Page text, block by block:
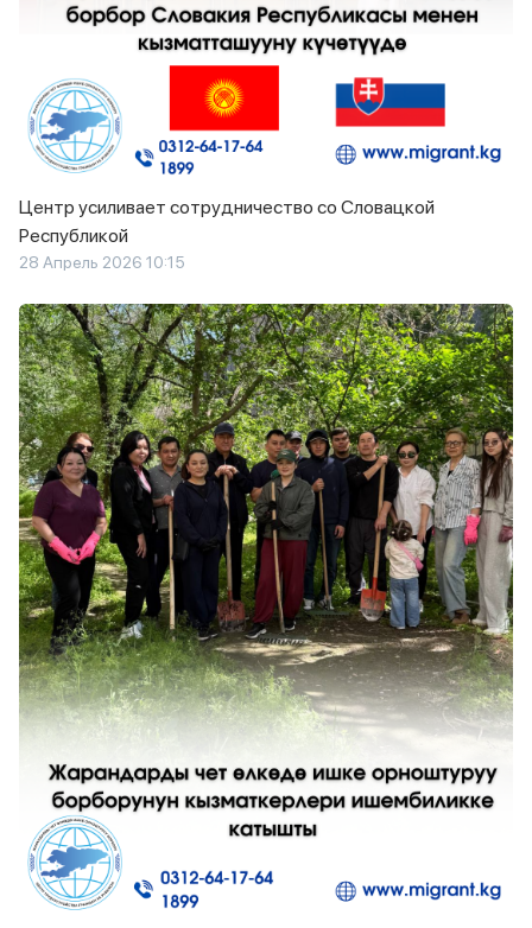
Центр усиливает сотрудничество со Словацкой
Республикой
28 Апрель 2026 10:15